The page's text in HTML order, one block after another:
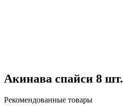
Акинава спайси 8 шт.
Рекомендованные товары